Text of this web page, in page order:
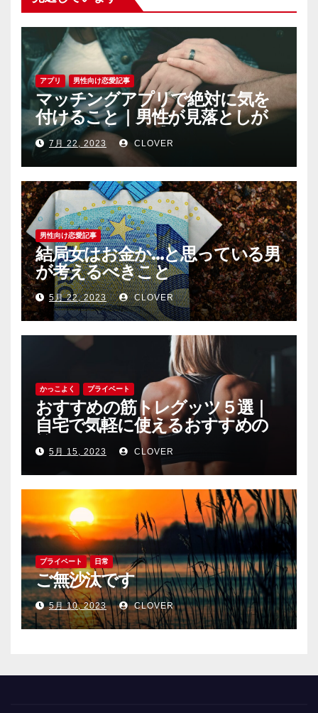
アプリ 男性向け恋愛記事
マッチングアプリで絶対に気を
付けること｜男性が見落としが
ちな恐怖心と警戒心
7月 22, 2023 CLOVER
男性向け恋愛記事
結局女はお金か…と思っている男
が考えるべきこと
5月 22, 2023 CLOVER
かっこよく プライベート
おすすめの筋トレグッツ５選｜
自宅で気軽に使えるおすすめの
筋トレグッツをご紹介
5月 15, 2023 CLOVER
プライベート 日常
ご無沙汰です
5月 10, 2023 CLOVER